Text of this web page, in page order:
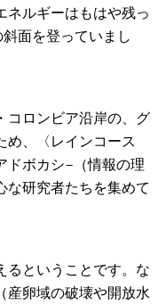
ネルギーはもはや残っ
面を登っていまし
コロンビア沿岸の、グ
め、〈レインコース
ドボカシ−（情報の理
研究者たちを集めて
るということです。な
産卵域の破壊や開放水